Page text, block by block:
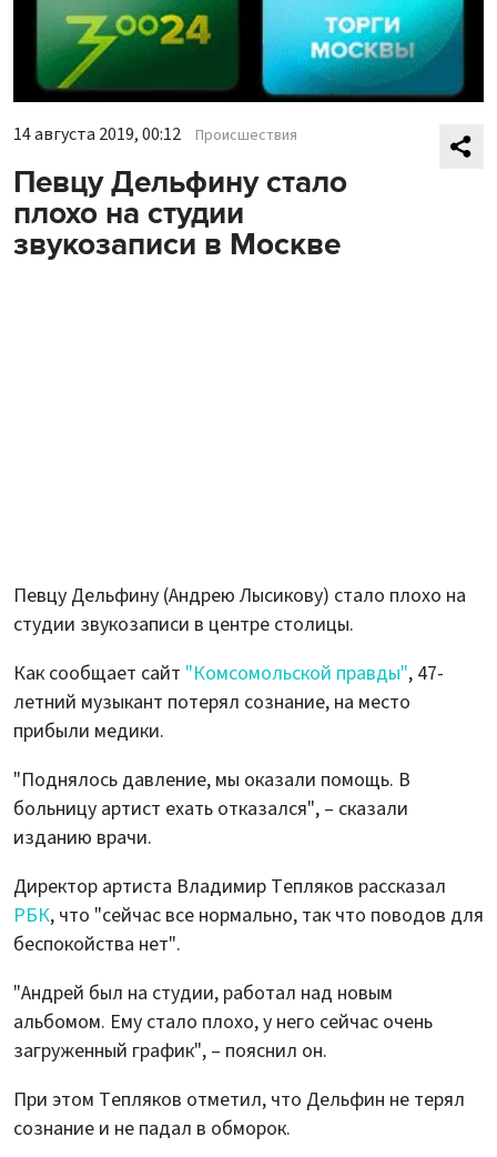
14 августа 2019, 00:12 Происшествия
Певцу Дельфину стало
плохо на студии
звукозаписи в Москве
Певцу Дельфину (Андрею Лысикову) стало плохо на
студии звукозаписи в центре столицы.
Как сообщает сайт "Комсомольской правды", 47-
летний музыкант потерял сознание, на место
прибыли медики.
"Поднялось давление, мы оказали помощь. В
больницу артист ехать отказался", – сказали
изданию врачи.
Директор артиста Владимир Тепляков рассказал
РБК, что "сейчас все нормально, так что поводов для
беспокойства нет".
"Андрей был на студии, работал над новым
альбомом. Ему стало плохо, у него сейчас очень
загруженный график", – пояснил он.
При этом Тепляков отметил, что Дельфин не терял
сознание и не падал в обморок.